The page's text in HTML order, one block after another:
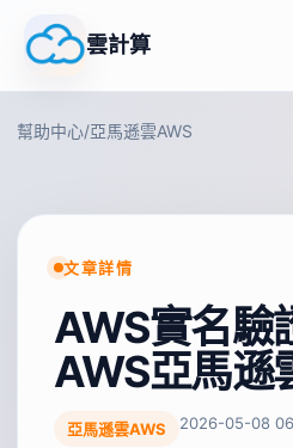
雲計算
幫助中心/亞馬遜雲AWS
文章詳情
AWS實名驗
AWS亞馬遜
亞馬遜雲AWS 2026-05-08